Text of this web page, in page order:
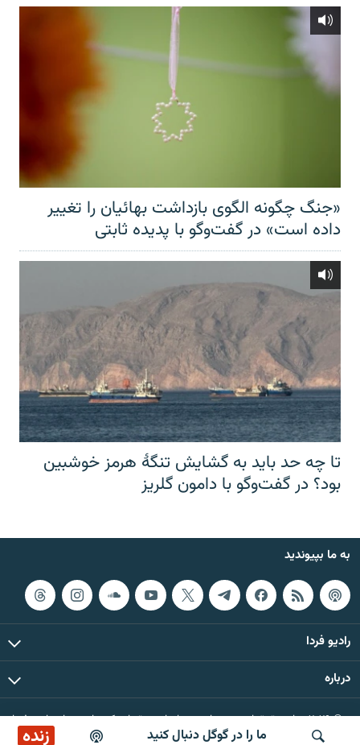
ما را در گوگل دنبال کنید زنده
«جنگ چگونه الگوی بازداشت بهائیان را تغییر
داده است» در گفت‌وگو با پدیده ثابتی
تا چه حد باید به گشایش تنگهٔ هرمز خوشبین
بود؟ در گفت‌وگو با دامون گلریز
به ما بپیوندید
رادیو فردا
درباره
© ۲۰۲۶ تمام حقوق این وب‌سایت، بر اساس مقررات کپی‌رایت، برای رادیو فردا
محفوظ است.